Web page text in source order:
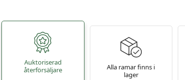
Auktoriserad
återförsäljare
Alla ramar finns i
lager